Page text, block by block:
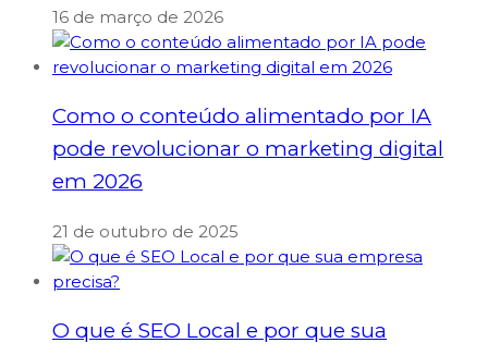
16 de março de 2026
Como o conteúdo alimentado por IA
pode revolucionar o marketing digital
em 2026
21 de outubro de 2025
O que é SEO Local e por que sua